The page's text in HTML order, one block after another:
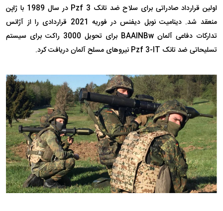
اولین قرارداد صادراتی برای سلاح ضد تانک Pzf 3 در سال 1989 با ژاپن
منعقد شد. دینامیت نوبل دیفنس در فوریه 2021 قراردادی را از آژانس
تدارکات دفاعی آلمان BAAINBw برای تحویل 3000 راکت برای سیستم
تسلیحاتی ضد تانک Pzf 3-IT نیروهای مسلح آلمان دریافت کرد.